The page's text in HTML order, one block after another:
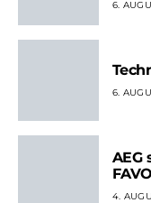
6.
6.
AEG
4.